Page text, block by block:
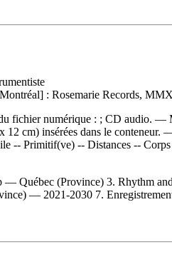
: Rosemarie Records,
fichier numérique : ; CD audio.
cm) insérées dans le
-- Primitif(ve) -- Distances --
— Québec (Province) 3. Rhythm
— 2021-2030 7.